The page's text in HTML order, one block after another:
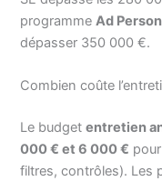
programmeAd
dépasser 350 000 €.
Combien coûte
Le budgetentretien
000 € et 6 000 €
filtres, contrôles). Les